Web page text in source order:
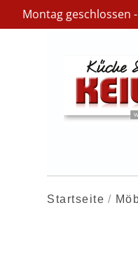
Montag geschlossen
Startseite